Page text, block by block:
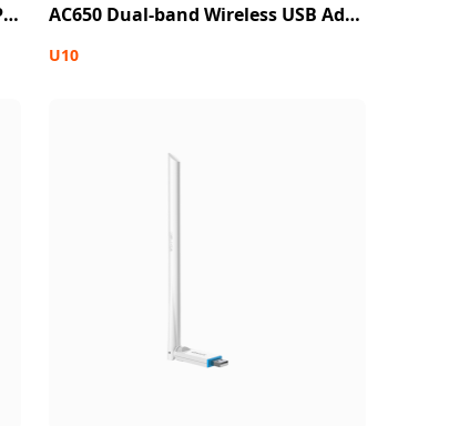
AX5400 Tri-band Gigabit Wi-Fi 6E PCI-E Adapter AC650 Dual-band Wireless USB Adapter
U10